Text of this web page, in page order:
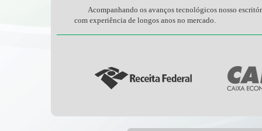
Acompanhando os avanços tecnológicos nosso
com experiência de longos anos no mercado.